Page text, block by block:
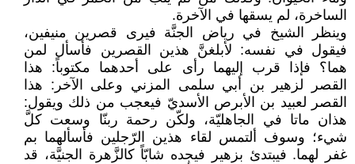
الساخرة، لم يسقها في الآخرة.
وينظر الشيخ في رياض الجنَّة فيرى قصرين منيفين،
فيقول في نفسه: لأبلغنَّ هذين القصرين فأسأل لمن
هما؟ فإذا قرب إليهما رأى على أحدهما مكتوباً: هذا
القصر لزهير بن أبي سلمى المزني وعلى الآخر: هذا
القصر لعبيد بن الأبرص الأسديّ فيعجب من ذلك ويقول:
هذان ماتا في الجاهليّة، ولكّن رحمة ربنّا وسعت كلَّ
شيء؛ وسوف ألتمس لقاء هذين الرّجلين فأسألهما بم
غفر لهما. فيبتدئ بزهير فيجده شابّاً كالزَّهرة الجنيَّة، قد